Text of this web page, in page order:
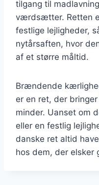
tilgang til
værdsætter. Retten
festlige lejligheder,
nytårsaften, hvor
af et større måltid.
Brændende
er en ret, der
minder. Uanset om
eller en festlig
danske ret altid
hos dem, der elsker